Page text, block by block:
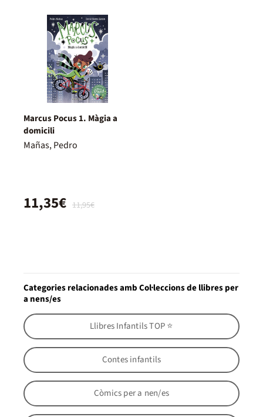
Marcus Pocus 1. Màgia a
domicili
Mañas, Pedro
11,95€
11,35€
Categories relacionades amb Col·leccions de llibres per
a nens/es
Llibres Infantils TOP ⭐
Contes infantils
Còmics per a nen/es